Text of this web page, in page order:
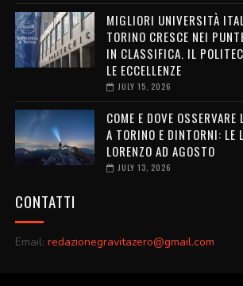
MIGLIORI UNIVERSITÀ
TORINO CRESCE NEI
IN CLASSIFICA. IL
LE ECCELLENZE
JULY 15, 2026
COME E DOVE
A TORINO E DINTORNI: LE
LORENZO AD AGOSTO
JULY 13, 2026
CONTATTI
Email: redazionegravitazero@gmail.com